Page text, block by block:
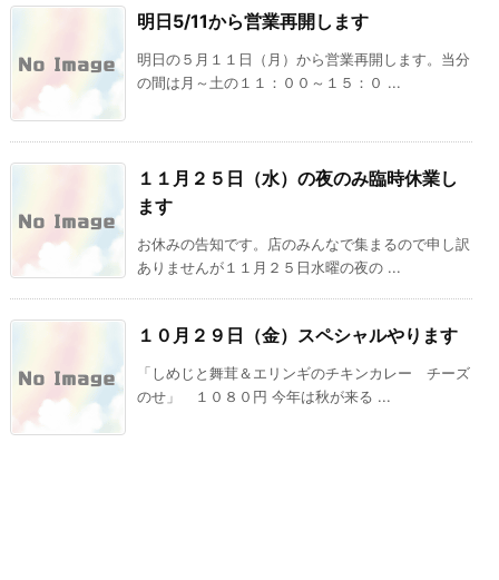
明日5/11から営業再開します
明日の５月１１日（月）から営業再開します。当分
の間は月～土の１１：００～１５：０ ...
１１月２５日（水）の夜のみ臨時休業し
ます
お休みの告知です。店のみんなで集まるので申し訳
ありませんが１１月２５日水曜の夜の ...
１０月２９日（金）スペシャルやります
「しめじと舞茸＆エリンギのチキンカレー チーズ
のせ」 １０８０円 今年は秋が来る ...